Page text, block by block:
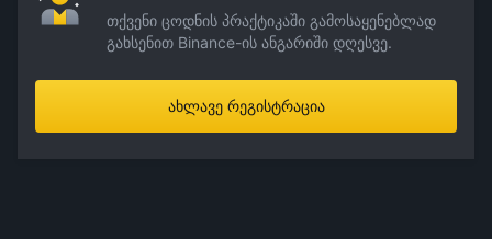
თქვენი ცოდნის პრაქტიკაში გამოსაყენებლად
გახსენით Binance-ის ანგარიში დღესვე.
ახლავე რეგისტრაცია